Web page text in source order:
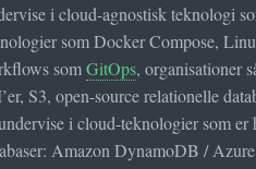
i cloud-agnostisk teknologi
som Docker Compose,
somGitOps, organisationer
S3, open-source relationelle
i cloud-teknologier som
Amazon DynamoDB /